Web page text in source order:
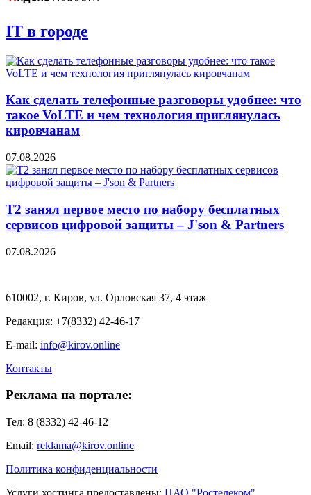
IT в городе
Как сделать телефонные разговоры удобнее: что
такое VoLTE и чем технология приглянулась
кировчанам
07.08.2026
Т2 занял первое место по набору бесплатных
сервисов цифровой защиты – J'son & Partners
07.08.2026
610002, г. Киров, ул. Орловская 37, 4 этаж
Редакция: +7(8332) 42-46-17
E-mail: info@kirov.online
Контакты
Реклама на портале:
Тел: 8 (8332) 42-46-12
Email: reklama@kirov.online
Политика конфиденциальности
Услуги хостинга предоставлены: ПАО "Ростелеком"